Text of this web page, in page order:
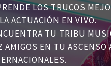
LOS TRUCOS
ACTUACIÓN EN VIVO.
TU TRIBU
AMIGOS EN TU ASCENSO